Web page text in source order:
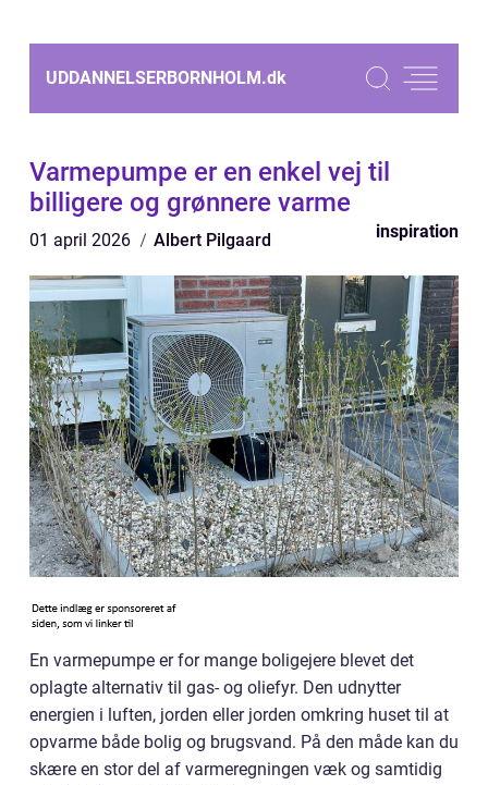
UDDANNELSERBORNHOLM.dk
Varmepumpe er en enkel vej til
billigere og grønnere varme
01 april 2026 Albert Pilgaard inspiration
En varmepumpe er for mange boligejere blevet det
oplagte alternativ til gas- og oliefyr. Den udnytter
energien i luften, jorden eller jorden omkring huset til at
opvarme både bolig og brugsvand. På den måde kan du
skære en stor del af varmeregningen væk og samtidig